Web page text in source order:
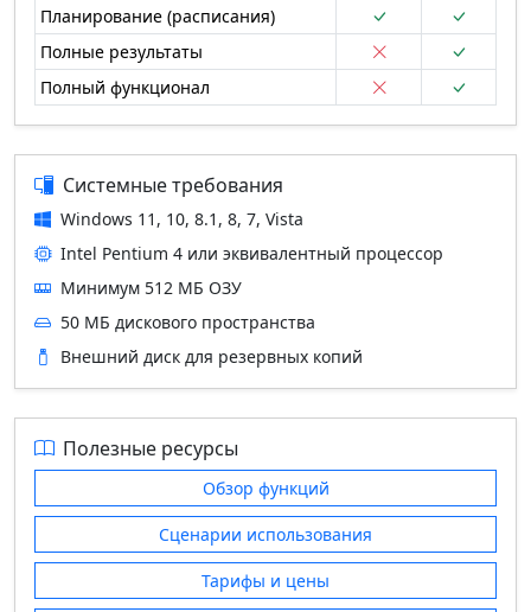
Планирование (расписания)
Полные результаты
Полный функционал
Системные требования
Windows 11, 10, 8.1, 8, 7, Vista
Intel Pentium 4 или эквивалентный процессор
Минимум 512 МБ ОЗУ
50 МБ дискового пространства
Внешний диск для резервных копий
Полезные ресурсы
Обзор функций
Сценарии использования
Тарифы и цены